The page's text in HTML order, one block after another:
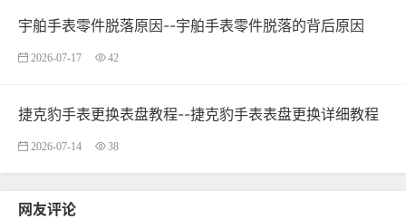
宇舶手表零件脱落原因--宇舶手表零件脱落的背后原因
2026-07-17 42
捷克豹手表更换表盘教程--捷克豹手表表盘更换详细教程
2026-07-14 38
网友评论